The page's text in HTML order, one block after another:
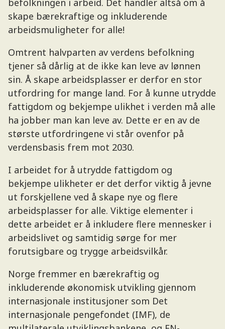
befolkningen i arbeid. Det handler altså om å
skape bærekraftige og inkluderende
arbeidsmuligheter for alle!
Omtrent halvparten av verdens befolkning
tjener så dårlig at de ikke kan leve av lønnen
sin. Å skape arbeidsplasser er derfor en stor
utfordring for mange land. For å kunne utrydde
fattigdom og bekjempe ulikhet i verden må alle
ha jobber man kan leve av. Dette er en av de
største utfordringene vi står ovenfor på
verdensbasis frem mot 2030.
I arbeidet for å utrydde fattigdom og
bekjempe ulikheter er det derfor viktig å jevne
ut forskjellene ved å skape nye og flere
arbeidsplasser for alle. Viktige elementer i
dette arbeidet er å inkludere flere mennesker i
arbeidslivet og samtidig sørge for mer
forutsigbare og trygge arbeidsvilkår.
Norge fremmer en bærekraftig og
inkluderende økonomisk utvikling gjennom
internasjonale institusjoner som Det
internasjonale pengefondet (IMF), de